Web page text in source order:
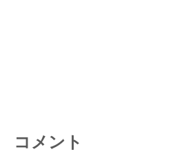
コメント